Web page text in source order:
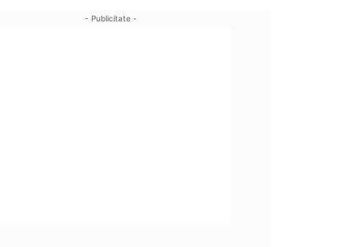
- Publicitate -